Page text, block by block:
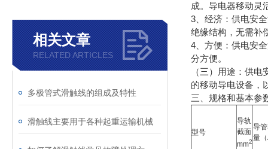
相关文章
RELATED ARTICLES
多极管式滑触线的组成及特性
滑触线主要用于各种起重运输机械
成。导电器移动灵
3、经济：供电安
绝缘结构，无需补
4、方便：供电安
分方便。
（三）用途：供
的移动导电设备，
三、 规格和基本参
型号
导轨
截面
mm2
导
量